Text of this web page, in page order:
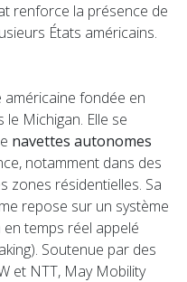
renforce la présence de
États américains.
fondée en
Michigan. Elle se
navettes autonomes
notamment dans des
zones résidentielles. Sa
repose sur un système
temps réel appelé
Soutenue par des
et NTT, May Mobility